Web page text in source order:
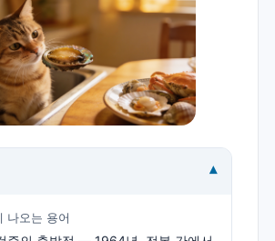
▾
나오는 용어